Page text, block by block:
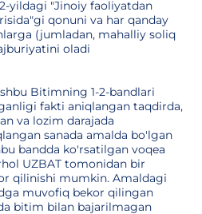
yildagi "Jinoiy faoliyatdan
qonuni va har qanday
(jumladan, mahalliy soliq
oladi
Bitimning 1-2-bandlari
fakti aniqlangan taqdirda,
va lozim darajada
sanada amalda bo'lgan
bandda ko'rsatilgan voqea
UZBAT tomonidan bir
qilinishi mumkin. Amaldagi
muvofiq bekor qilingan
bitim bilan bajarilmagan